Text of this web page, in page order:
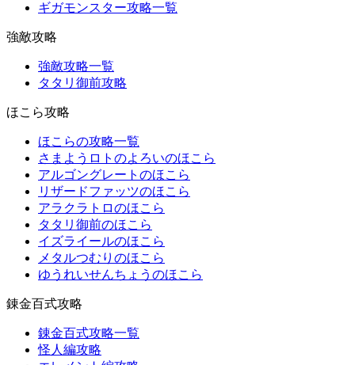
ギガモンスター攻略一覧
強敵攻略
強敵攻略一覧
タタリ御前攻略
ほこら攻略
ほこらの攻略一覧
さまようロトのよろいのほこら
アルゴングレートのほこら
リザードファッツのほこら
アラクラトロのほこら
タタリ御前のほこら
イズライールのほこら
メタルつむりのほこら
ゆうれいせんちょうのほこら
錬金百式攻略
錬金百式攻略一覧
怪人編攻略